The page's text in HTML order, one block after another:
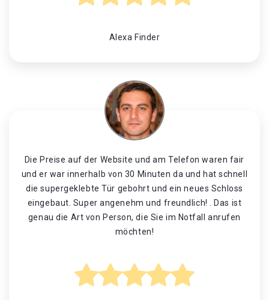
Alexa Finder
Die Preise auf der Website und am Telefon waren fair
und er war innerhalb von 30 Minuten da und hat schnell
die supergeklebte Tür gebohrt und ein neues Schloss
eingebaut. Super angenehm und freundlich! . Das ist
genau die Art von Person, die Sie im Notfall anrufen
möchten!